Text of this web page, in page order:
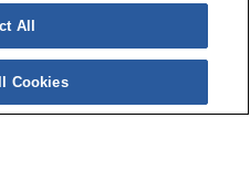
del sitio | Aviso legal
Datos
All
Cookies